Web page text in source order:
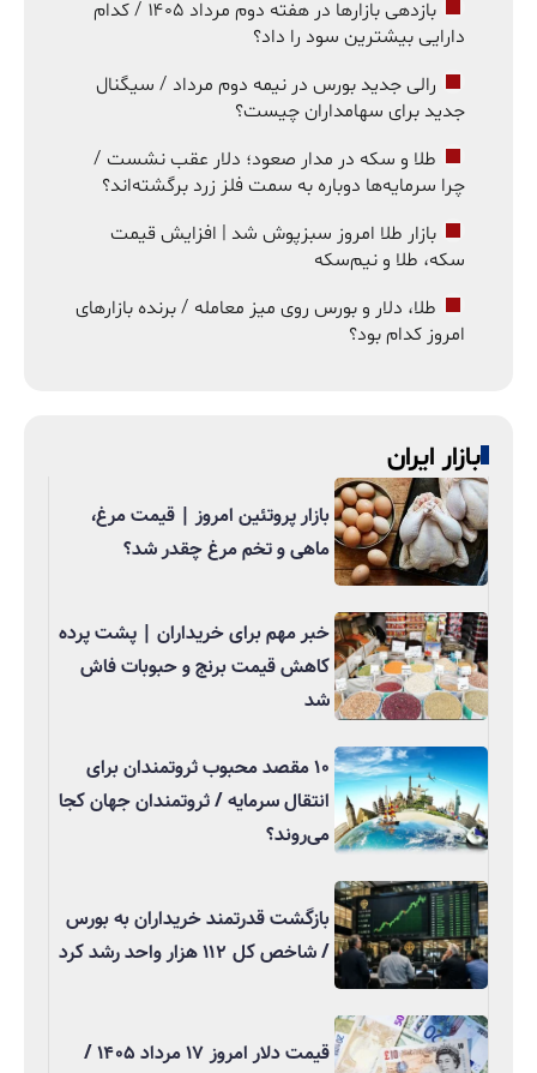
بازدهی بازارها در هفته دوم مرداد ۱۴۰۵ / کدام
دارایی بیشترین سود را داد؟
رالی جدید بورس در نیمه دوم مرداد / سیگنال
جدید برای سهامداران چیست؟
طلا و سکه در مدار صعود؛ دلار عقب نشست /
چرا سرمایه‌ها دوباره به سمت فلز زرد برگشته‌اند؟
بازار طلا امروز سبزپوش شد | افزایش قیمت
سکه، طلا و نیم‌سکه
طلا، دلار و بورس روی میز معامله / برنده بازارهای
امروز کدام بود؟
بازار ایران
بازار پروتئین امروز | قیمت مرغ،
ماهی و تخم مرغ چقدر شد؟
خبر مهم برای خریداران | پشت پرده
کاهش قیمت برنج و حبوبات فاش
شد
۱۰ مقصد محبوب ثروتمندان برای
انتقال سرمایه / ثروتمندان جهان کجا
می‌روند؟
بازگشت قدرتمند خریداران به بورس
/ شاخص کل ۱۱۲ هزار واحد رشد کرد
قیمت دلار امروز ۱۷ مرداد ۱۴۰۵ /